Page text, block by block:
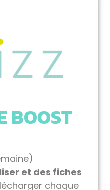
BOOST
et des fiches
chaque